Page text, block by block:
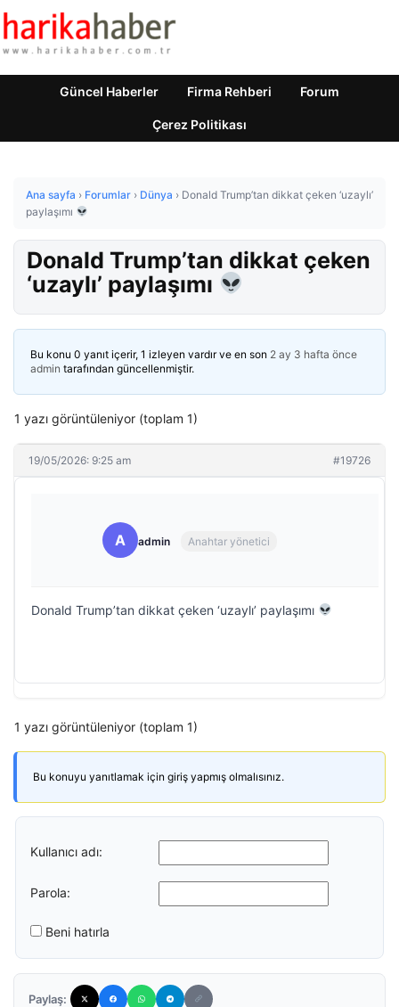
Güncel Haberler Firma Rehberi Forum
Çerez Politikası
Ana sayfa › Forumlar › Dünya › Donald Trump’tan dikkat çeken ‘uzaylı’
paylaşımı
Donald Trump’tan dikkat çeken
‘uzaylı’ paylaşımı
Bu konu 0 yanıt içerir, 1 izleyen vardır ve en son 2 ay 3 hafta önce
admin tarafından güncellenmiştir.
1 yazı görüntüleniyor (toplam 1)
19/05/2026: 9:25 am #19726
A admin Anahtar yönetici
Donald Trump’tan dikkat çeken ‘uzaylı’ paylaşımı
1 yazı görüntüleniyor (toplam 1)
Bu konuyu yanıtlamak için giriş yapmış olmalısınız.
Kullanıcı adı:
Parola:
Beni hatırla
Paylaş: